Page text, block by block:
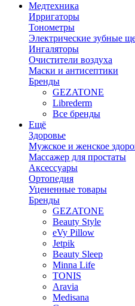
Медтехника
Ирригаторы
Тонометры
Электрические зубные
Ингаляторы
Очистители воздуха
Маски и антисептики
Бренды
GEZATONE
Librederm
Все бренды
Ещё
Здоровье
Мужское и женское
Массажер для простаты
Аксессуары
Ортопедия
Уцененные товары
Бренды
GEZATONE
Beauty Style
eVy Pillow
Jetpik
Beauty Sleep
Minna Life
TONIS
Aravia
Medisana